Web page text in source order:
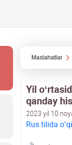
Maslahatlar
Yil
qanday
2023 yil 10
Rus tilida